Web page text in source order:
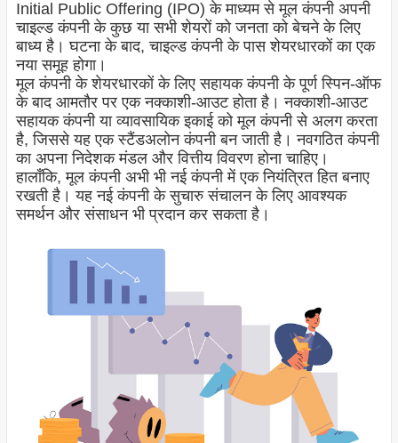
Initial Public Offering (IPO) के माध्यम से मूल कंपनी अपनी
चाइल्ड कंपनी के कुछ या सभी शेयरों को जनता को बेचने के लिए
बाध्य है। घटना के बाद, चाइल्ड कंपनी के पास शेयरधारकों का एक
नया समूह होगा।
मूल कंपनी के शेयरधारकों के लिए सहायक कंपनी के पूर्ण स्पिन-ऑफ
के बाद आमतौर पर एक नक्काशी-आउट होता है। नक्काशी-आउट
सहायक कंपनी या व्यावसायिक इकाई को मूल कंपनी से अलग करता
है, जिससे यह एक स्टैंडअलोन कंपनी बन जाती है। नवगठित कंपनी
का अपना निदेशक मंडल और वित्तीय विवरण होना चाहिए।
हालाँकि, मूल कंपनी अभी भी नई कंपनी में एक नियंत्रित हित बनाए
रखती है। यह नई कंपनी के सुचारु संचालन के लिए आवश्यक
समर्थन और संसाधन भी प्रदान कर सकता है।